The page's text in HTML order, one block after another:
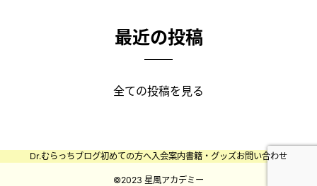
最近の投稿
全ての投稿を見る
Dr.むらっちブログ初めての方へ入会案内書籍・グッズお問い合わせ
©️2023 星風アカデミー